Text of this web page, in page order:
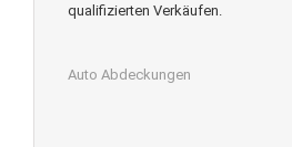
qualifizierten Verkäufen.
Auto Abdeckungen